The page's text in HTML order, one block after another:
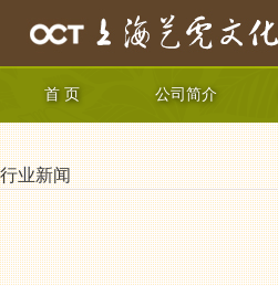
首 页 公司简介
行业新闻